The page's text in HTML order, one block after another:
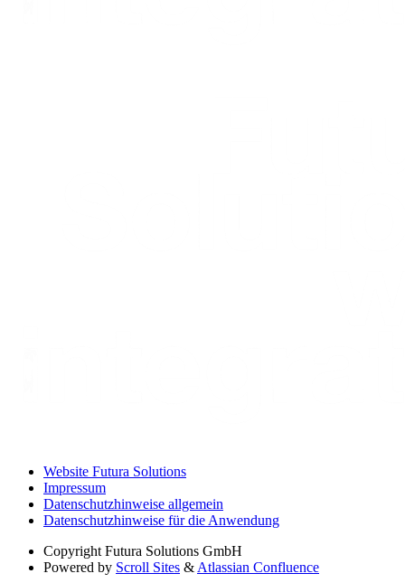
Website Futura Solutions
Impressum
Datenschutzhinweise allgemein
Datenschutzhinweise für die Anwendung
Copyright Futura Solutions GmbH
Powered by Scroll Sites & Atlassian Confluence